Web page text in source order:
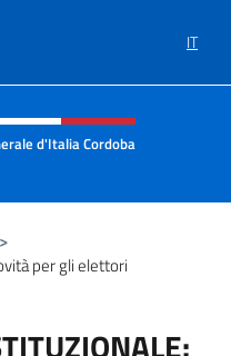
IT
e menù
d'Italia Cordoba
>
per gli elettori